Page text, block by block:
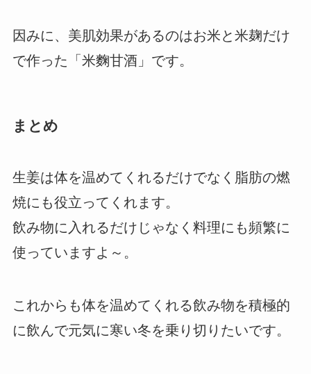
因みに、美肌効果があるのはお米と米麹だけ
で作った「米麴甘酒」です。
まとめ
生姜は体を温めてくれるだけでなく脂肪の燃
焼にも役立ってくれます。
飲み物に入れるだけじゃなく料理にも頻繁に
使っていますよ～。
これからも体を温めてくれる飲み物を積極的
に飲んで元気に寒い冬を乗り切りたいです。